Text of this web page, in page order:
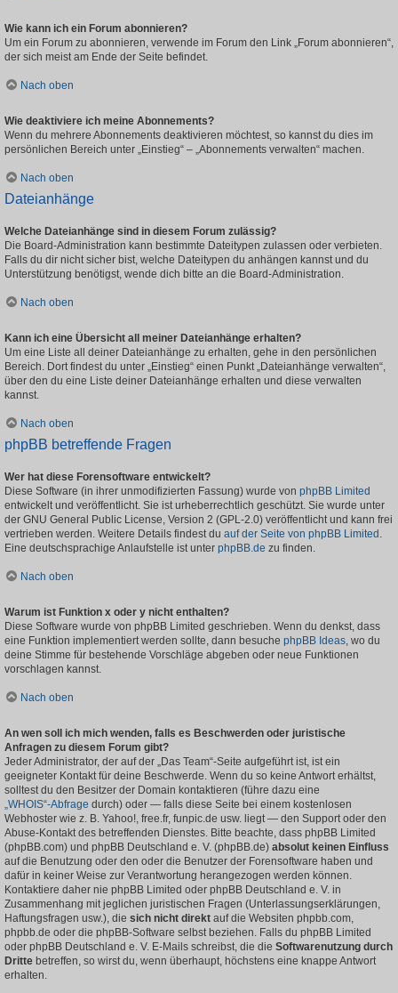
Wie kann ich ein Forum abonnieren?
Um ein Forum zu abonnieren, verwende im Forum den Link „Forum abonnieren“,
der sich meist am Ende der Seite befindet.
Nach oben
Wie deaktiviere ich meine Abonnements?
Wenn du mehrere Abonnements deaktivieren möchtest, so kannst du dies im
persönlichen Bereich unter „Einstieg“ – „Abonnements verwalten“ machen.
Nach oben
Dateianhänge
Welche Dateianhänge sind in diesem Forum zulässig?
Die Board-Administration kann bestimmte Dateitypen zulassen oder verbieten.
Falls du dir nicht sicher bist, welche Dateitypen du anhängen kannst und du
Unterstützung benötigst, wende dich bitte an die Board-Administration.
Nach oben
Kann ich eine Übersicht all meiner Dateianhänge erhalten?
Um eine Liste all deiner Dateianhänge zu erhalten, gehe in den persönlichen
Bereich. Dort findest du unter „Einstieg“ einen Punkt „Dateianhänge verwalten“,
über den du eine Liste deiner Dateianhänge erhalten und diese verwalten
kannst.
Nach oben
phpBB betreffende Fragen
Wer hat diese Forensoftware entwickelt?
Diese Software (in ihrer unmodifizierten Fassung) wurde von phpBB Limited
entwickelt und veröffentlicht. Sie ist urheberrechtlich geschützt. Sie wurde unter
der GNU General Public License, Version 2 (GPL-2.0) veröffentlicht und kann frei
vertrieben werden. Weitere Details findest du auf der Seite von phpBB Limited .
Eine deutschsprachige Anlaufstelle ist unter phpBB.de zu finden.
Nach oben
Warum ist Funktion x oder y nicht enthalten?
Diese Software wurde von phpBB Limited geschrieben. Wenn du denkst, dass
eine Funktion implementiert werden sollte, dann besuche phpBB Ideas, wo du
deine Stimme für bestehende Vorschläge abgeben oder neue Funktionen
vorschlagen kannst.
Nach oben
An wen soll ich mich wenden, falls es Beschwerden oder juristische
Anfragen zu diesem Forum gibt?
Jeder Administrator, der auf der „Das Team“-Seite aufgeführt ist, ist ein
geeigneter Kontakt für deine Beschwerde. Wenn du so keine Antwort erhältst,
solltest du den Besitzer der Domain kontaktieren (führe dazu eine
„WHOIS“-Abfrage durch) oder — falls diese Seite bei einem kostenlosen
Webhoster wie z. B. Yahoo!, free.fr, funpic.de usw. liegt — den Support oder den
Abuse-Kontakt des betreffenden Dienstes. Bitte beachte, dass phpBB Limited
(phpBB.com) und phpBB Deutschland e. V. (phpBB.de) absolut keinen Einfluss
auf die Benutzung oder den oder die Benutzer der Forensoftware haben und
dafür in keiner Weise zur Verantwortung herangezogen werden können.
Kontaktiere daher nie phpBB Limited oder phpBB Deutschland e. V. in
Zusammenhang mit jeglichen juristischen Fragen (Unterlassungserklärungen,
Haftungsfragen usw.), die sich nicht direkt auf die Websiten phpbb.com,
phpbb.de oder die phpBB-Software selbst beziehen. Falls du phpBB Limited
oder phpBB Deutschland e. V. E-Mails schreibst, die die Softwarenutzung durch
Dritte betreffen, so wirst du, wenn überhaupt, höchstens eine knappe Antwort
erhalten.